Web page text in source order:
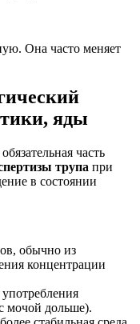
Она часто меняет
яды
часть
трупа при
в состоянии
обычно из
концентрации
мочой дольше).